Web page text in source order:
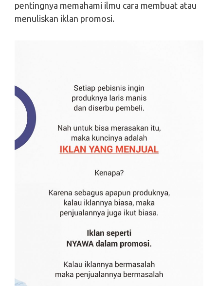
pentingnya memahami ilmu cara membuat atau
menuliskan iklan promosi.